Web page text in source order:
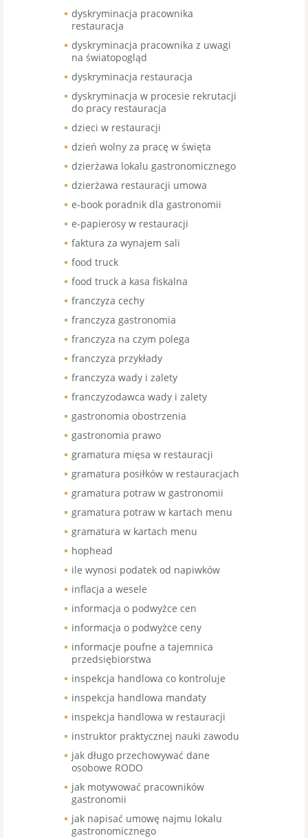
dyskryminacja pracownika
restauracja
dyskryminacja pracownika z uwagi
na światopogląd
dyskryminacja restauracja
dyskryminacja w procesie rekrutacji
do pracy restauracja
dzieci w restauracji
dzień wolny za pracę w święta
dzierżawa lokalu gastronomicznego
dzierżawa restauracji umowa
e-book poradnik dla gastronomii
e-papierosy w restauracji
faktura za wynajem sali
food truck
food truck a kasa fiskalna
franczyza cechy
franczyza gastronomia
franczyza na czym polega
franczyza przykłady
franczyza wady i zalety
franczyzodawca wady i zalety
gastronomia obostrzenia
gastronomia prawo
gramatura mięsa w restauracji
gramatura posiłków w restauracjach
gramatura potraw w gastronomii
gramatura potraw w kartach menu
gramatura w kartach menu
hophead
ile wynosi podatek od napiwków
inflacja a wesele
informacja o podwyżce cen
informacja o podwyżce ceny
informacje poufne a tajemnica
przedsiębiorstwa
inspekcja handlowa co kontroluje
inspekcja handlowa mandaty
inspekcja handlowa w restauracji
instruktor praktycznej nauki zawodu
jak długo przechowywać dane
osobowe RODO
jak motywować pracowników
gastronomii
jak napisać umowę najmu lokalu
gastronomicznego